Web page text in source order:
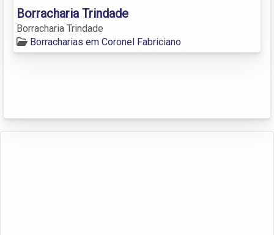
Borracharia Trindade
Borracharia Trindade
Borracharias em Coronel Fabriciano